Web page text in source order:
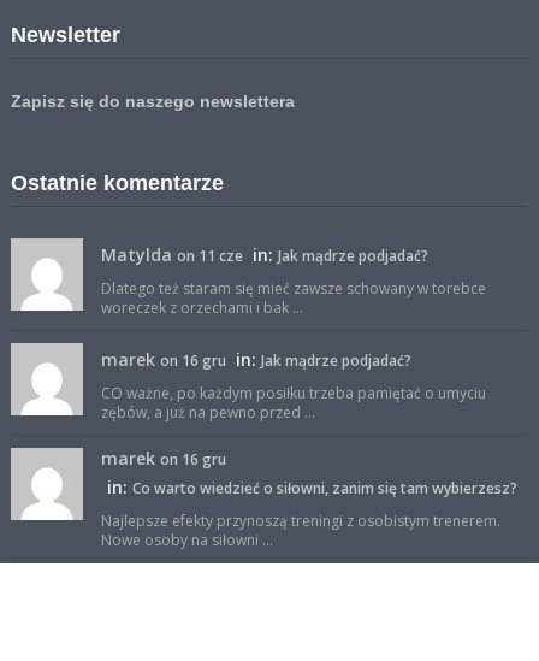
Newsletter
Zapisz się do naszego newslettera
Ostatnie komentarze
Matylda on 11 cze in: Jak mądrze podjadać?
Dlatego też staram się mieć zawsze schowany w torebce
woreczek z orzechami i bak ...
marek on 16 gru in: Jak mądrze podjadać?
CO ważne, po każdym posiłku trzeba pamiętać o umyciu
zębów, a już na pewno przed ...
marek on 16 gru
in: Co warto wiedzieć o siłowni, zanim się tam wybierzesz?
Najlepsze efekty przynoszą treningi z osobistym trenerem.
Nowe osoby na siłowni ...